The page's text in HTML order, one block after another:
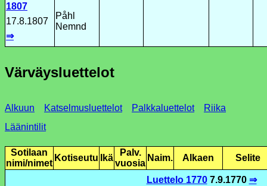
1807
17.8.1807
⇒
Påhl
Nemnd
Värväysluettelot
Alkuun Katselmusluettelot Palkkaluettelot
Riika
Läänintilit
Sotilaan
nimi/nimet
Kotiseutu Ikä
Palv.
vuosia
Naim. Alkaen Selite
Luettelo 17707.9.1770 ⇒